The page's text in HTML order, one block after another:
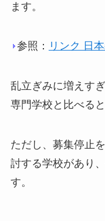
ます。
参照： リンク 日
乱立ぎみに増えす
専門学校と比べると
ただし、募集停止
討する学校があり
す。